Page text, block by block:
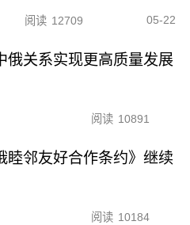
阅读 12709 05-22
俄关系实现更高质量发展
阅读 10891
睦邻友好合作条约》继续
阅读 10184